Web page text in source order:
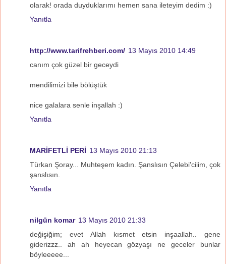
olarak! orada duyduklarımı hemen sana ileteyim dedim :)
Yanıtla
http://www.tarifrehberi.com/ 13 Mayıs 2010 14:49
canım çok güzel bir geceydi
mendilimizi bile bölüştük
nice galalara senle inşallah :)
Yanıtla
MARİFETLİ PERİ 13 Mayıs 2010 21:13
Türkan Şoray... Muhteşem kadın. Şanslısın Çelebi'ciiim, çok
şanslısın.
Yanıtla
nilgün komar 13 Mayıs 2010 21:33
değişiğim; evet Allah kısmet etsin inşaallah.. gene
giderizzz.. ah ah heyecan gözyaşı ne geceler bunlar
böyleeeee...